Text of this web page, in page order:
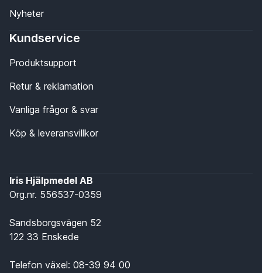
Nyheter
Kundservice
Produktsupport
Retur & reklamation
Vanliga frågor & svar
Köp & leveransvillkor
Iris Hjälpmedel AB
Org.nr. 556537-0359
Sandsborgsvägen 52
122 33 Enskede
Telefon växel: 08-39 94 00